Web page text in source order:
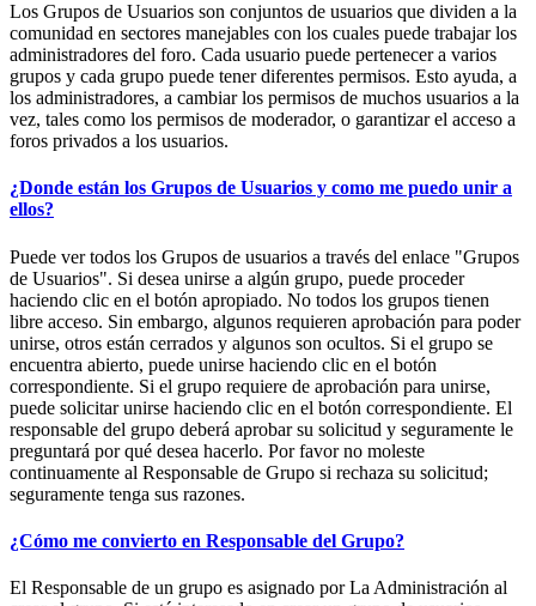
Los Grupos de Usuarios son conjuntos de usuarios que dividen a la
comunidad en sectores manejables con los cuales puede trabajar los
administradores del foro. Cada usuario puede pertenecer a varios
grupos y cada grupo puede tener diferentes permisos. Esto ayuda, a
los administradores, a cambiar los permisos de muchos usuarios a la
vez, tales como los permisos de moderador, o garantizar el acceso a
foros privados a los usuarios.
¿Donde están los Grupos de Usuarios y como me puedo unir a
ellos?
Puede ver todos los Grupos de usuarios a través del enlace "Grupos
de Usuarios". Si desea unirse a algún grupo, puede proceder
haciendo clic en el botón apropiado. No todos los grupos tienen
libre acceso. Sin embargo, algunos requieren aprobación para poder
unirse, otros están cerrados y algunos son ocultos. Si el grupo se
encuentra abierto, puede unirse haciendo clic en el botón
correspondiente. Si el grupo requiere de aprobación para unirse,
puede solicitar unirse haciendo clic en el botón correspondiente. El
responsable del grupo deberá aprobar su solicitud y seguramente le
preguntará por qué desea hacerlo. Por favor no moleste
continuamente al Responsable de Grupo si rechaza su solicitud;
seguramente tenga sus razones.
¿Cómo me convierto en Responsable del Grupo?
El Responsable de un grupo es asignado por La Administración al